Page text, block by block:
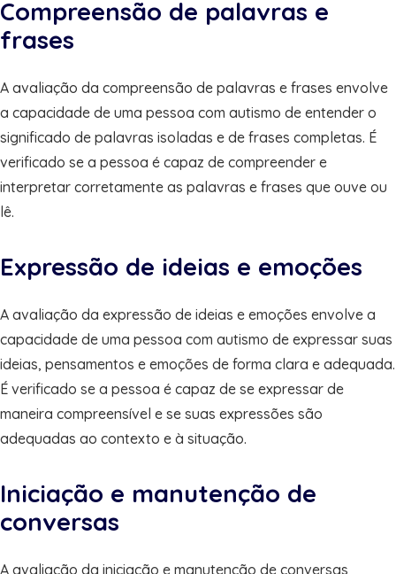
Compreensão de palavras e
frases
A avaliação da compreensão de palavras e frases envolve
a capacidade de uma pessoa com autismo de entender o
significado de palavras isoladas e de frases completas. É
verificado se a pessoa é capaz de compreender e
interpretar corretamente as palavras e frases que ouve ou
lê.
Expressão de ideias e emoções
A avaliação da expressão de ideias e emoções envolve a
capacidade de uma pessoa com autismo de expressar suas
ideias, pensamentos e emoções de forma clara e adequada.
É verificado se a pessoa é capaz de se expressar de
maneira compreensível e se suas expressões são
adequadas ao contexto e à situação.
Iniciação e manutenção de
conversas
A avaliação da iniciação e manutenção de conversas